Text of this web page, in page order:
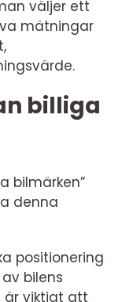
väljer ett
mätningar
billiga
bilmärken”
denna
positionering
bilens
är viktigt att